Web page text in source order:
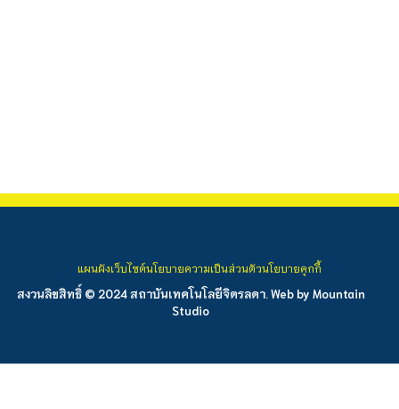
สงวนลิขสิทธิ์ © 2024 สถาบันเทคโนโลยีจิตรลดา. Web by Mountain
Studio
แผนผังเว็บไซต์นโยบายความเป็นส่วนตัวนโยบายคุกกี้